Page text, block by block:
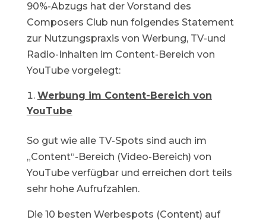
90%-Abzugs hat der Vorstand des
Composers Club nun folgendes Statement
zur Nutzungspraxis von Werbung, TV-und
Radio-Inhalten im Content-Bereich von
YouTube vorgelegt:
Werbung im Content-Bereich von
YouTube
So gut wie alle TV-Spots sind auch im
„Content“-Bereich (Video-Bereich) von
YouTube verfügbar und erreichen dort teils
sehr hohe Aufrufzahlen.
Die 10 besten Werbespots (Content) auf